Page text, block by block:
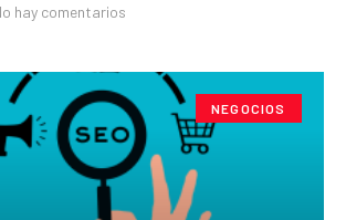
hay comentarios
NEGOCIOS